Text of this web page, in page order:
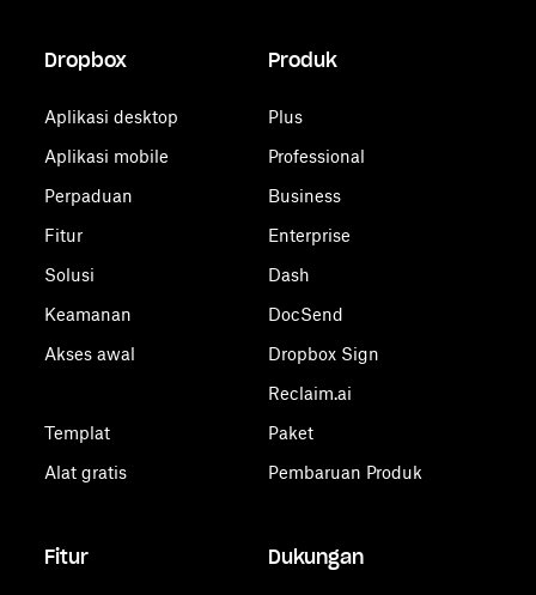
Dropbox
Aplikasi desktop
Aplikasi mobile
Perpaduan
Fitur
Solusi
Keamanan
Akses awal
Templat
Alat gratis
Produk
Plus
Professional
Business
Enterprise
Dash
DocSend
Dropbox Sign
Reclaim.ai
Paket
Pembaruan Produk
Fitur Dukungan